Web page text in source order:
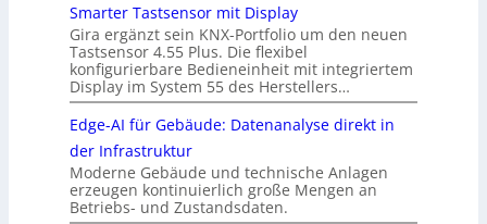
Smarter Tastsensor mit Display
Gira ergänzt sein KNX-Portfolio um den neuen
Tastsensor 4.55 Plus. Die flexibel
konfigurierbare Bedieneinheit mit integriertem
Display im System 55 des Herstellers…
Edge-AI für Gebäude: Datenanalyse direkt in
der Infrastruktur
Moderne Gebäude und technische Anlagen
erzeugen kontinuierlich große Mengen an
Betriebs- und Zustandsdaten.